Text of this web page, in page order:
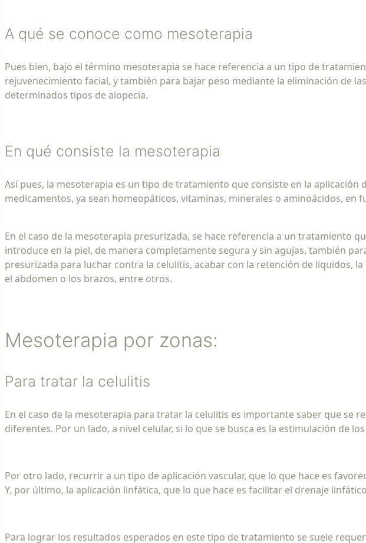
A qué se conoce como mesoterapia
Pues bien, bajo el término mesoterapia se hace referencia a un tipo de
rejuvenecimiento facial, y también para bajar peso mediante la eliminación de
determinados tipos de alopecia.
En qué consiste la mesoterapia
Así pues, la mesoterapia es un tipo de tratamiento que consiste en la
medicamentos, ya sean homeopáticos, vitaminas, minerales o aminoácidos, en
En el caso de la mesoterapia presurizada, se hace referencia a un tratamiento
introduce en la piel, de manera completamente segura y sin agujas, también
presurizada para luchar contra la celulitis, acabar con la retención de líquidos,
el abdomen o los brazos, entre otros.
Mesoterapia por zonas:
Para tratar la celulitis
En el caso de la mesoterapia para tratar la celulitis es importante saber que se
diferentes. Por un lado, a nivel celular, si lo que se busca es la estimulación de
Por otro lado, recurrir a un tipo de aplicación vascular, que lo que hace es
Y, por último, la aplicación linfática, que lo que hace es facilitar el drenaje
Para lograr los resultados esperados en este tipo de tratamiento se suele